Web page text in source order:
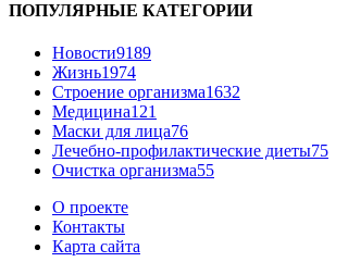
ПОПУЛЯРНЫЕ КАТЕГОРИИ
Новости9189
Жизнь1974
Строение организма1632
Медицина121
Маски для лица76
Лечебно-профилактические диеты75
Очистка организма55
О проекте
Контакты
Карта сайта